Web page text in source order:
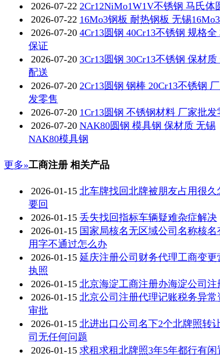
2026-07-22 2Cr12NiMo1W1V不锈钢 马氏体
2026-07-22 16Mo3钢板 耐热钢板 无锡
2026-07-20 4Cr13圆钢 40Cr13不锈钢 规格全
保证
2026-07-20 3Cr13圆钢 30Cr13不锈钢 保材质
配送
2026-07-20 2Cr13圆钢 钢棒 20Cr13不锈钢
发零售
2026-07-20 1Cr13圆钢 不锈钢材料 厂家批发
2026-07-20 NAK80圆钢 模具钢 保材质 无锡
NAK80模具钢
更多»工商注册 相关产品
2026-01-15 北车牌找回北牌被朋友占用很久
要回
2026-01-15 丢失找回指标车辆疑难杂症解决
2026-01-15 国家局核名无区域公司名称核名
用字不通过怎么办
2026-01-15 延庆注册公司财务代理工商变更
执照
2026-01-15 北京海淀工商注册办海淀公司注
2026-01-15 北京公司注册代理记账税务异常
审批
2026-01-15 北进出口公司名下2个北牌照转
司无任何问题
2026-01-15 求租求租北牌照3年5年都行有闲